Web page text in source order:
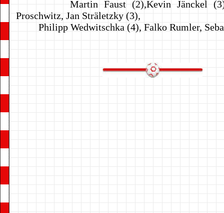
Martin Faust (2),Kevin Jänckel (3),
Proschwitz, Jan Sträletzky (3),
Philipp Wedwitschka (4), Falko Rumler,